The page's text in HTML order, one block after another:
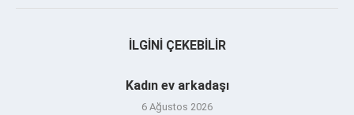
İLGINI ÇEKEBILIR
Kadın ev arkadaşı
6 Ağustos 2026